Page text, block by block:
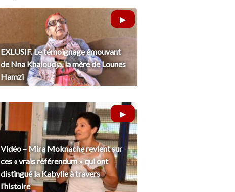
EXLUSIF. Le témoignage émouvant
de Nna Khaloudja, la mère de Lounes
Hamzi
Vidéo – Mira Moknache revient sur
ces « vrais référendum » qui ont
distingué la Kabylie à travers
l’histoire